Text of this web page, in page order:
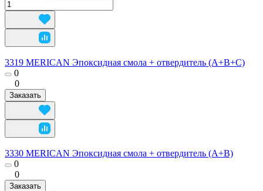
3319 MERICAN Эпоксидная смола + отвердитель (А+В+С)
0
0
Заказать
3330 MERICAN Эпоксидная смола + отвердитель (А+В)
0
0
Заказать